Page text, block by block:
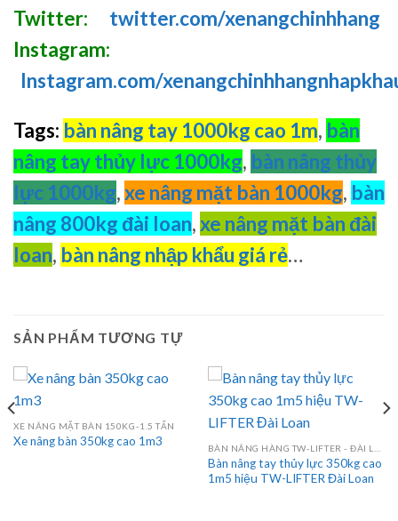
Twitter:
twitter.com/xenangchinhhang
Instagram:
Instagram.com/
Tags: bàn nâng tay 1000kg cao 1m, bàn
nâng tay thủy lực 1000kg, bàn nâng thủy
lực 1000kg,xe nâng mặt bàn 1000kg, bàn
nâng 800kg đài loan,xe nâng mặt bàn đài
loan, bàn nâng nhập khẩu giá rẻ…
SẢN PHẨM TƯƠNG TỰ
XE NÂNG MẶT BÀN 150KG-1.5 TẤN
Xe nâng bàn 350kg cao 1m3
Bàn nâng tay thủy lực 350kg cao
1m5 hiệu TW-LIFTER Đài Loan